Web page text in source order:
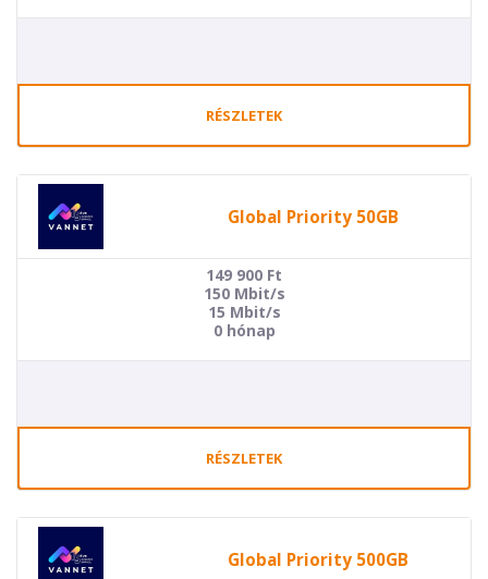
RÉSZLETEK
Global Priority 50GB
149 900 Ft
150 Mbit/s
15 Mbit/s
0 hónap
RÉSZLETEK
Global Priority 500GB